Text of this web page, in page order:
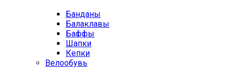
Банданы
Балаклавы
Баффы
Шапки
Кепки
Велообувь